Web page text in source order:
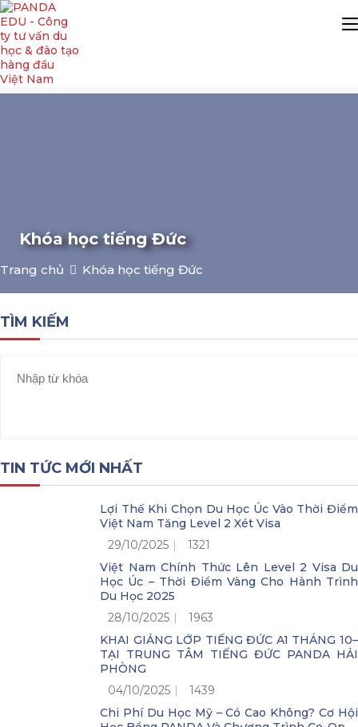
string(151) "SELECT * FROM kz_news WHERE (category_id
REGEXP '[[:<:]]159[[:>:]]') AND status=1 AND language='vi'
ORDER BY ordering DESC, created_at DESC LIMIT 20,10"
Khóa học tiếng Đức
Trang chủ Khóa học tiếng Đức
TÌM KIẾM
TIN TỨC MỚI NHẤT
Lợi Thế Khi Chọn Du Học Úc Vào Thời Điểm
Việt Nam Tăng Level 2 Xét Visa
29/10/2025
1321
Việt Nam Chính Thức Lên Level 2 Visa Du
Học Úc – Thời Điểm Vàng Cho Hành Trình
Du Học 2025
28/10/2025
1963
KHAI GIẢNG LỚP TIẾNG ĐỨC A1 THÁNG 10–
TẠI TRUNG TÂM TIẾNG ĐỨC PANDA HẢI
PHÒNG
04/10/2025
1439
Chi Phí Du Học Mỹ – Có Cao Không? Cơ Hội